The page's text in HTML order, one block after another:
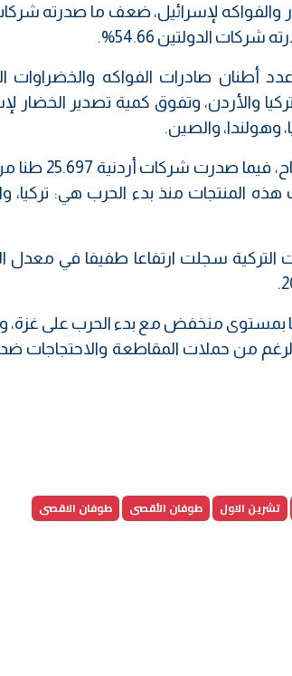
لإسرائيل، ضعف ما صدرته
الاول 2023، وحتى 11 شباط 2024، بلغ عدد أطنان صادرات الفواكه
أطنان، بلد المنشأ لها تركيا والأردن، وتفوق كمية تصدير
وهولندا، والصين.
وصدرت شركات تركية لوحدها 39.713 طنا من
وتظهر البيانات أن أكثر 6 دول صدرت هذه المنتجات منذ بدء الحرب هي:
التركية سجلت ارتفاعا طفيفا في معدل
بمستوى منخفض مع بدء الحرب على غزة،
من تشرين الاول 2023، إلى شباط 2024، على الرغم من حملات المقاطعة
تشرين الاول طوفان الأقصى طوفان الاقصى